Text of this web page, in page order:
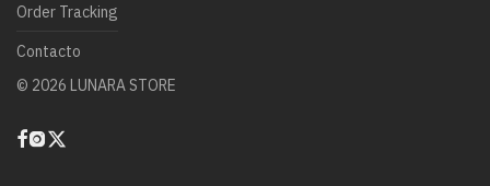
Order Tracking
Contacto
© 2026 LUNARA STORE